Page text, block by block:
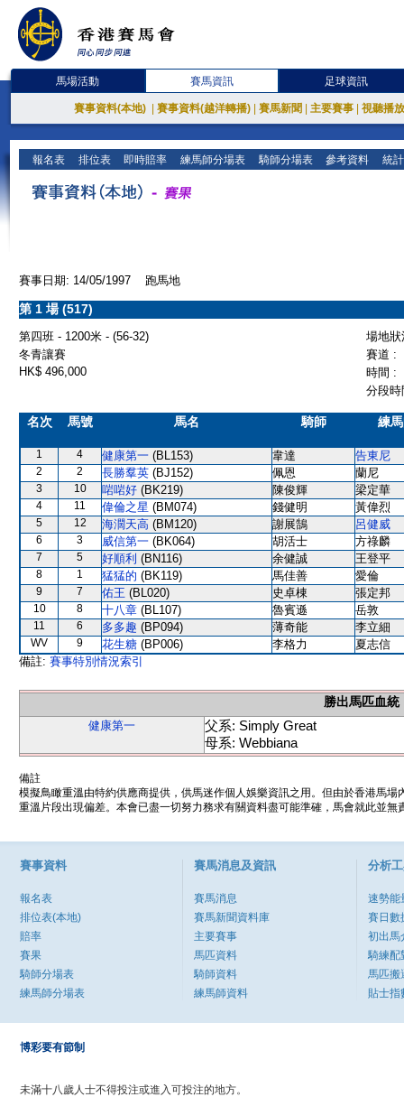
馬場活動 賽馬資訊 足球資訊
賽事資料(本地) 賽事資料(越洋轉播) 賽馬新聞 主要賽事 視聽播
報名表 排位表 即時賠率 練馬師分場表 騎師分場表 參考資料 統
賽事日期: 14/05/1997 跑馬地
第 1 場 (517)
第四班 - 1200米 - (56-32)
場地
冬青讓賽
賽道 :
HK$ 496,000
時間 :
分段
名次 馬號 馬名 騎師 練
1 4 健康第一 (BL153) 韋達 告東尼
2 2 長勝羣英 (BJ152) 佩恩 蘭尼
3 10 啱啱好 (BK219) 陳俊輝 梁定華
4 11 偉倫之星 (BM074) 錢健明 黃偉烈
5 12 海濶天高 (BM120) 謝展鵠 呂健威
6 3 威信第一 (BK064) 胡活士 方祿麟
7 5 好順利 (BN116) 余健誠 王登平
8 1 猛猛的 (BK119) 馬佳善 愛倫
9 7 佑王 (BL020) 史卓棟 張定邦
10 8 十八章 (BL107) 魯賓遜 岳敦
11 6 多多趣 (BP094) 薄奇能 李立細
WV 9 花生糖 (BP006) 李格力
夏志信
備註: 賽事特別情況索引
勝出馬匹血統
健康第一
父系: Simply Great
母系: Webbiana
備註
模擬鳥瞰重溫由特約供應商提供，供馬迷作個人娛樂資訊之用。但由於香港馬
重溫片段出現偏差。本會已盡一切努力務求有關資料盡可能準確，馬會就此並
賽事資料
報名表
排位表(本地)
賠率
賽果
騎師分場表
練馬師分場表
賽馬消息及資訊
賽馬消息
賽馬新聞資料庫
主要賽事
馬匹資料
騎師資料
練馬師資料
分析
速勢能
賽日數
初出馬
騎練配
馬匹搬
貼士指
博彩要有節制
未滿十八歲人士不得投注或進入可投注的地方。